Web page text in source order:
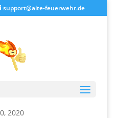
support@alte-feuerwehr.de
2020